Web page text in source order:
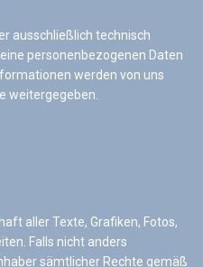
ausschließlich technisch
personenbezogenen Daten
werden von uns
weitergegeben.
aller Texte, Grafiken, Fotos,
Falls nicht anders
sämtlicher Rechte gemäß